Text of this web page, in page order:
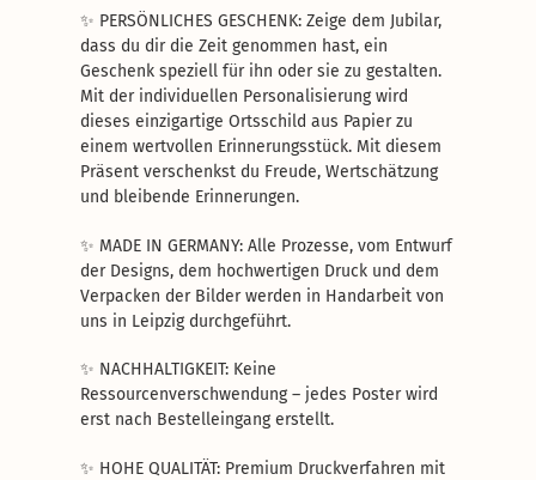
✨ PERSÖNLICHES GESCHENK: Zeige dem Jubilar,
dass du dir die Zeit genommen hast, ein
Geschenk speziell für ihn oder sie zu gestalten.
Mit der individuellen Personalisierung wird
dieses einzigartige Ortsschild aus Papier zu
einem wertvollen Erinnerungsstück. Mit diesem
Präsent verschenkst du Freude, Wertschätzung
und bleibende Erinnerungen.
✨ MADE IN GERMANY: Alle Prozesse, vom Entwurf
der Designs, dem hochwertigen Druck und dem
Verpacken der Bilder werden in Handarbeit von
uns in Leipzig durchgeführt.
✨ NACHHALTIGKEIT: Keine
Ressourcenverschwendung – jedes Poster wird
erst nach Bestelleingang erstellt.
✨ HOHE QUALITÄT: Premium Druckverfahren mit